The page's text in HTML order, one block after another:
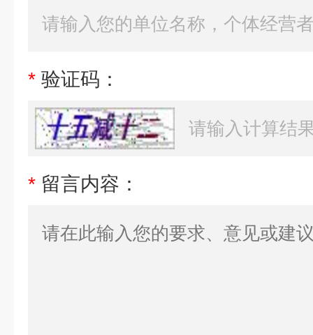
* 验证码：
* 留言内容：